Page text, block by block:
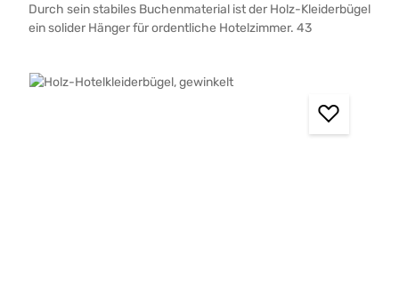
Durch sein stabiles Buchenmaterial ist der Holz-Kleiderbügel
ein solider Hänger für ordentliche Hotelzimmer. 43
Bildergalerie überspringen